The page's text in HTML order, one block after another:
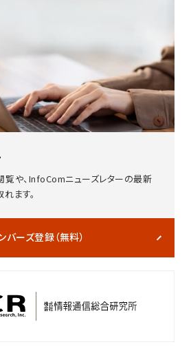
覧や、InfoComニューズレターの最新
ます。
バーズ登録（無料）